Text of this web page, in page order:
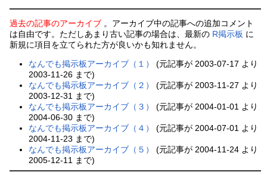
過去の記事のアーカイブ 。アーカイブ中の記事への追加コメント
は自由です。ただしあまり古い記事の場合は、最新の R掲示板 に
新規に項目を立てられた方が良いかも知れません。
なんでも掲示板アーカイブ（１）
(元記事が 2003-07-17 より
2003-11-26 まで)
なんでも掲示板アーカイブ（２）
(元記事が 2003-11-27 より
2003-12-31 まで)
なんでも掲示板アーカイブ（３）
(元記事が 2004-01-01 より
2004-06-30 まで)
なんでも掲示板アーカイブ（４）
(元記事が 2004-07-01 より
2004-11-23 まで)
なんでも掲示板アーカイブ（５）
(元記事が 2004-11-24 より
2005-12-11 まで)